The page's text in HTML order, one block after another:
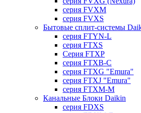
серия FVXM
серия FVXS
Бытовые сплит-системы
серия FTYN-L
серия FTXS
Серия FTXP
серия FTXB-C
серия FTXG "Emura"
серия FTXJ "Emura"
серия FTXM-M
Канальные Блоки Daikin
серия FDXS